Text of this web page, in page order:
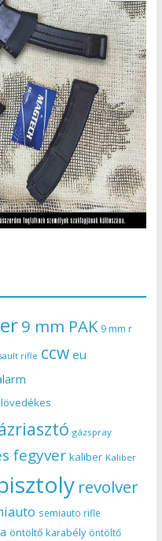
9 mm PAK 9 mm r
rifle ccw eu
gázspray
fegyver kaliber Kaliber
revolver
semiauto rifle
öntöltő karabély öntöltő